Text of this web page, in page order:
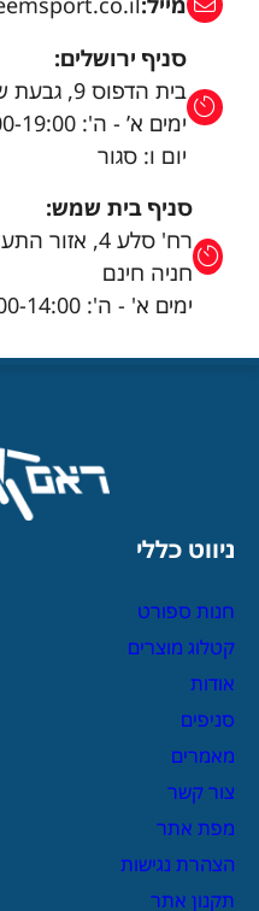
סניף ירושלים:
בית הדפוס 9, גבעת שאול, ירושלים - חניה חינם
ימים א’ - ה': 9:00-19:00.
יום ו: סגור
סניף בית שמש:
רח' סלע 4,
חניה חינם
ימים א' - ה': 9:00-14:00
ניווט כללי
חנות ספורט
קטלוג מוצרים
אודות
סניפים
מאמרים
צור קשר
מפת אתר
הצהרת נגישות
תקנון אתר